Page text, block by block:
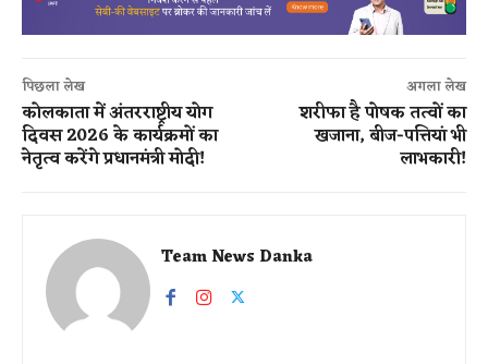
पिछला लेख
कोलकाता में अंतरराष्ट्रीय योग
दिवस 2026 के कार्यक्रमों का
नेतृत्व करेंगे प्रधानमंत्री मोदी!
अगला लेख
शरीफा है पोषक तत्वों का
खजाना, बीज-पत्तियां भी
लाभकारी!
Team News Danka